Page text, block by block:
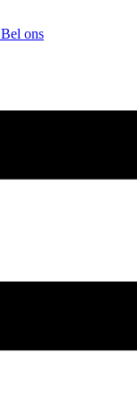
Bel ons